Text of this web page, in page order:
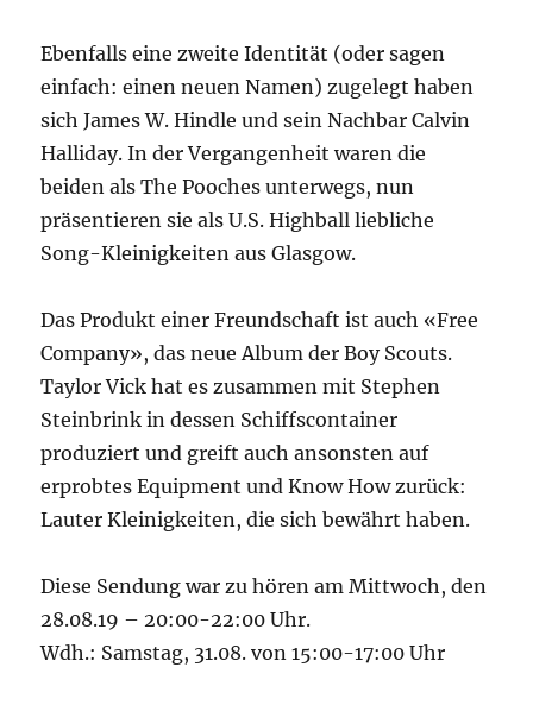
Ebenfalls eine zweite Identität (oder sagen
einfach: einen neuen Namen) zugelegt haben
sich James W. Hindle und sein Nachbar Calvin
Halliday. In der Vergangenheit waren die
beiden als The Pooches unterwegs, nun
präsentieren sie als U.S. Highball liebliche
Song-Kleinigkeiten aus Glasgow.
Das Produkt einer Freundschaft ist auch «Free
Company», das neue Album der Boy Scouts.
Taylor Vick hat es zusammen mit Stephen
Steinbrink in dessen Schiffscontainer
produziert und greift auch ansonsten auf
erprobtes Equipment und Know How zurück:
Lauter Kleinigkeiten, die sich bewährt haben.
Diese Sendung war zu hören am Mittwoch, den
28.08.19 – 20:00-22:00 Uhr.
Wdh.: Samstag, 31.08. von 15:00-17:00 Uhr